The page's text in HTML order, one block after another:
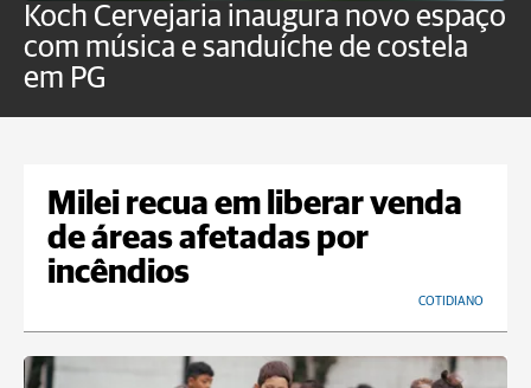
Koch Cervejaria inaugura novo espaço
com música e sanduíche de costela
em PG
Milei recua em liberar venda
de áreas afetadas por
incêndios
COTIDIANO